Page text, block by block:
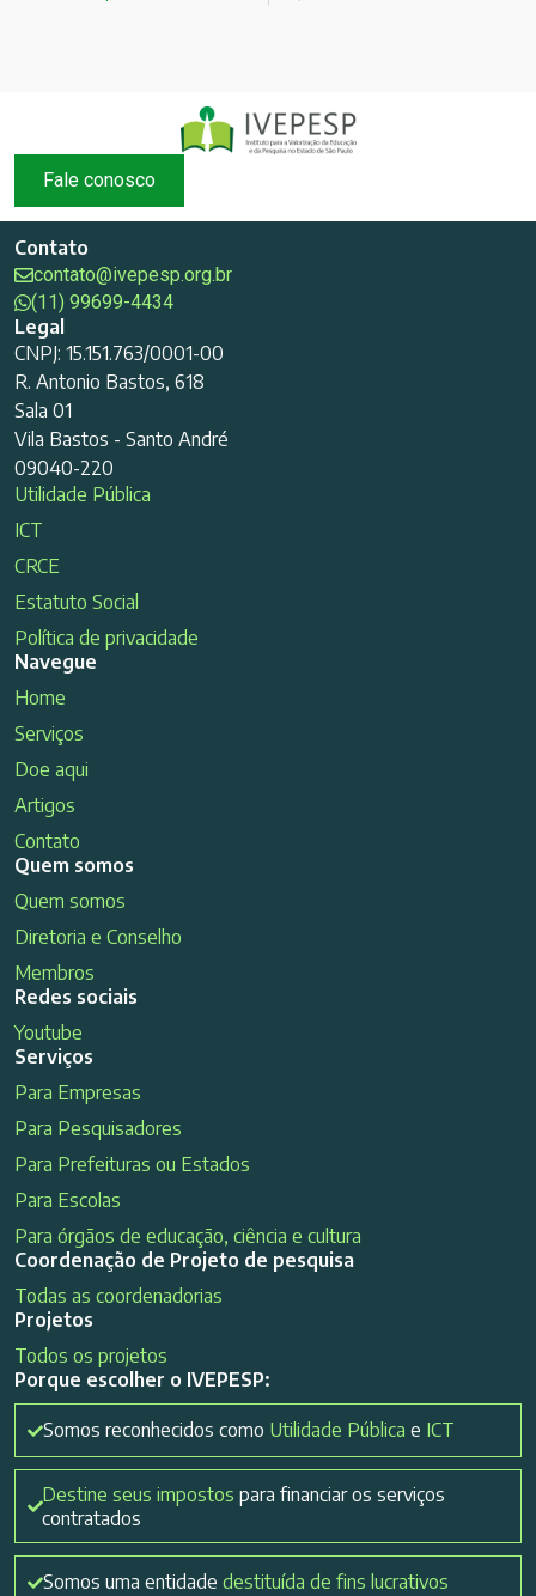
Fale conosco
Contato
contato@ivepesp.org.br
(11) 99699-4434
Legal
CNPJ: 15.151.763/0001-00
R. Antonio Bastos, 618
Sala 01
Vila Bastos - Santo André
09040-220
Utilidade Pública
ICT
CRCE
Estatuto Social
Política de privacidade
Navegue
Home
Serviços
Doe aqui
Artigos
Contato
Quem somos
Quem somos
Diretoria e Conselho
Membros
Redes sociais
Youtube
Serviços
Para Empresas
Para Pesquisadores
Para Prefeituras ou Estados
Para Escolas
Para órgãos de educação, ciência e cultura
Coordenação de Projeto de pesquisa
Todas as coordenadorias
Projetos
Todos os projetos
Porque escolher o IVEPESP:
Somos reconhecidos como Utilidade Pública e ICT
Destine seus impostos para financiar os serviços
contratados
Somos uma entidade destituída de fins lucrativos